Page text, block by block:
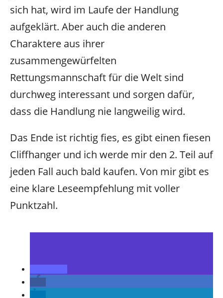
sich hat, wird im Laufe der Handlung
aufgeklärt. Aber auch die anderen
Charaktere aus ihrer
zusammengewürfelten
Rettungsmannschaft für die Welt sind
durchweg interessant und sorgen dafür,
dass die Handlung nie langweilig wird.
Das Ende ist richtig fies, es gibt einen fiesen
Cliffhanger und ich werde mir den 2. Teil auf
jeden Fall auch bald kaufen. Von mir gibt es
eine klare Leseempfehlung mit voller
Punktzahl.